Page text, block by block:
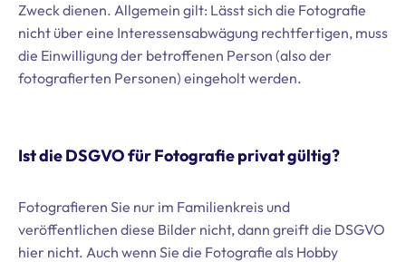
Zweck dienen. Allgemein gilt: Lässt sich die Fotografie
nicht über eine Interessensabwägung rechtfertigen, muss
die Einwilligung der betroffenen Person (also der
fotografierten Personen) eingeholt werden.
Ist die DSGVO für Fotografie privat gültig?
Fotografieren Sie nur im Familienkreis und
veröffentlichen diese Bilder nicht, dann greift die DSGVO
hier nicht. Auch wenn Sie die Fotografie als Hobby